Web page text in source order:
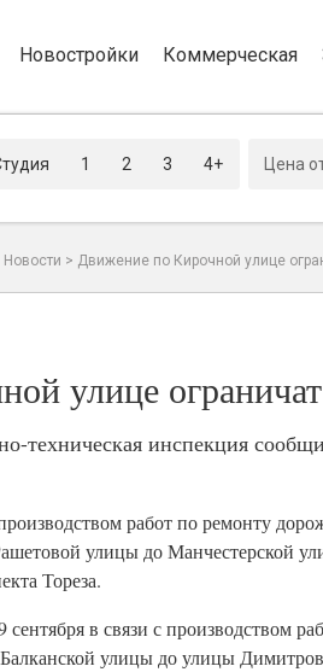
Новостройки Коммерческая
1 2 3 4+
Новости > Движение по Кирочной улице
улице
техническая инспекция
работ по ремонту
улицы до Манчестерской
Тореза.
в связи с производством
улицы до улицы